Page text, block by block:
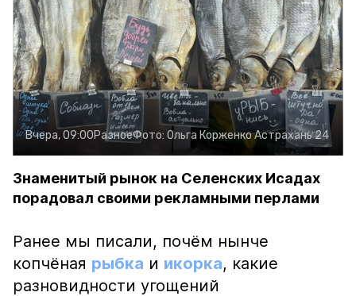
Вчера, 09:00РазноеФото: Ольга КорженкоАстрахань 24
Знаменитый рынок на Селенских Исадах
порадовал своими рекламными перлами
Ранее мы писали, почём нынче
копчёная рыбка и икорка, какие
разновидности угощений